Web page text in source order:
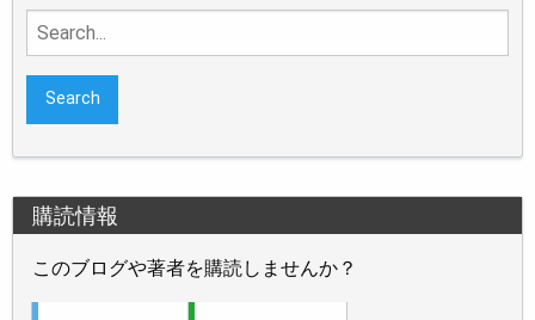
Search
for:
購読情報
このブログや著者を購読しませんか？